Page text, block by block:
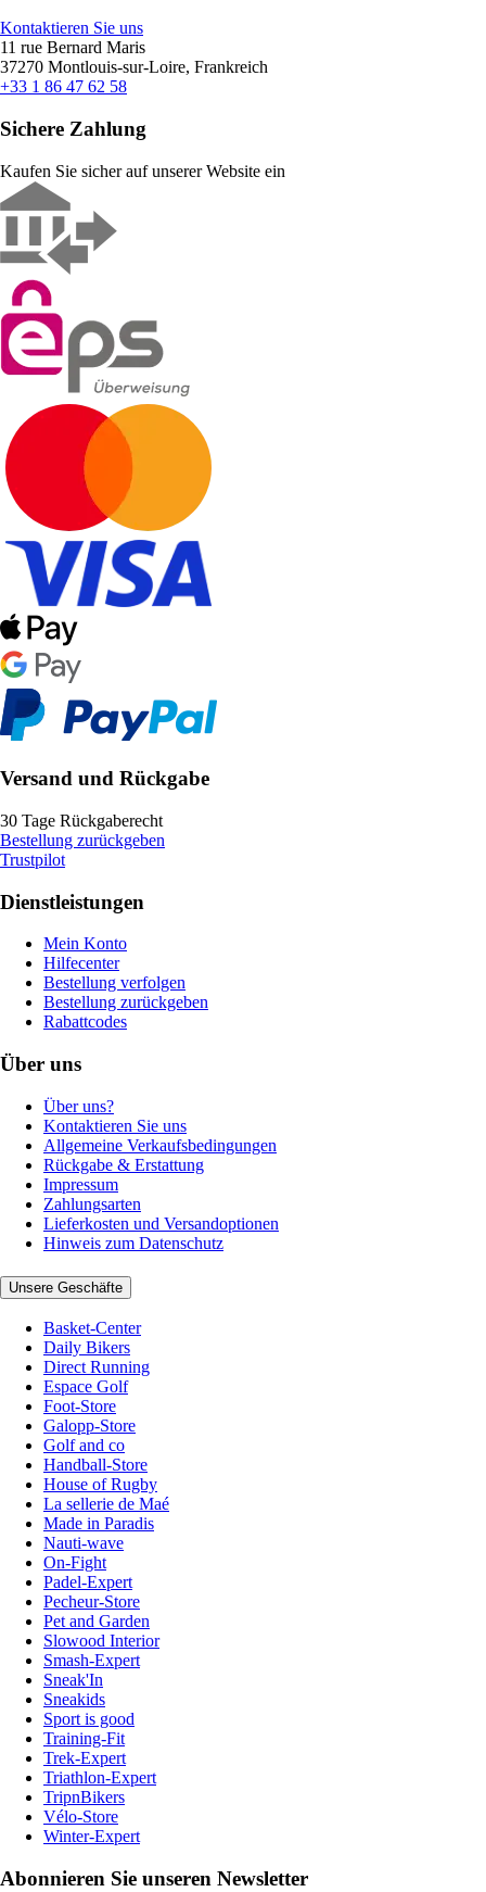
Kontaktieren Sie uns
11 rue Bernard Maris
37270 Montlouis-sur-Loire, Frankreich
+33 1 86 47 62 58
Sichere Zahlung
Kaufen Sie sicher auf unserer Website ein
Versand und Rückgabe
30 Tage Rückgaberecht
Bestellung zurückgeben
Trustpilot
Dienstleistungen
Mein Konto
Hilfecenter
Bestellung verfolgen
Bestellung zurückgeben
Rabattcodes
Über uns
Über uns?
Kontaktieren Sie uns
Allgemeine Verkaufsbedingungen
Rückgabe & Erstattung
Impressum
Zahlungsarten
Lieferkosten und Versandoptionen
Hinweis zum Datenschutz
Unsere Geschäfte
Basket-Center
Daily Bikers
Direct Running
Espace Golf
Foot-Store
Galopp-Store
Golf and co
Handball-Store
House of Rugby
La sellerie de Maé
Made in Paradis
Nauti-wave
On-Fight
Padel-Expert
Pecheur-Store
Pet and Garden
Slowood Interior
Smash-Expert
Sneak'In
Sneakids
Sport is good
Training-Fit
Trek-Expert
Triathlon-Expert
TripnBikers
Vélo-Store
Winter-Expert
Abonnieren Sie unseren Newsletter